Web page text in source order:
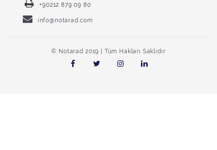
+90212 879 09 80
info@notarad.com
© Notarad 2019 | Tüm Hakları Saklıdır